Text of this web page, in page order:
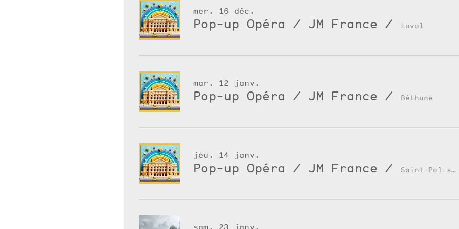
mer. 16 déc.
Pop-up Opéra / JM France / Laval
mar. 12 janv.
Pop-up Opéra / JM France / Béthune
jeu. 14 janv.
Pop-up Opéra / JM France / Saint-Pol-sur-Ternoise